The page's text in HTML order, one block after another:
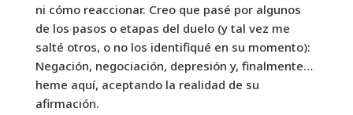
ni cómo reaccionar. Creo que pasé por algunos
de los pasos o etapas del duelo (y tal vez me
salté otros, o no los identifiqué en su momento):
Negación, negociación, depresión y, finalmente…
heme aquí, aceptando la realidad de su
afirmación.